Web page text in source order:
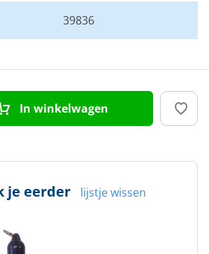
39836
In winkelwagen
je eerder lijstje wissen